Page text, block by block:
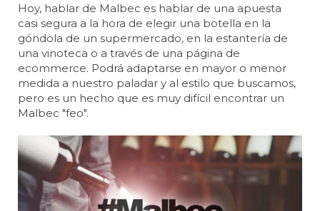
Hoy, hablar de Malbec es hablar de una apuesta
casi segura a la hora de elegir una botella en la
góndola de un supermercado, en la estantería de
una vinoteca o a través de una página de
ecommerce. Podrá adaptarse en mayor o menor
medida a nuestro paladar y al estilo que buscamos,
pero es un hecho que es muy difícil encontrar un
Malbec "feo".